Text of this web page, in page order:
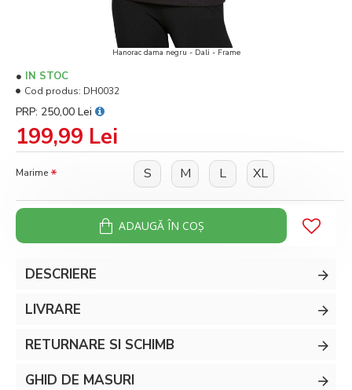
Hanorac dama negru - Dali - Frame
199,99 Lei
PRP: 250,00 Lei
IN STOC
Cod produs: DH0032
Marime S M L XL
ADAUGĂ ÎN COŞ
DESCRIERE
LIVRARE
RETURNARE SI SCHIMB
GHID DE MASURI